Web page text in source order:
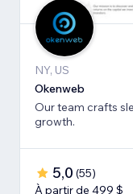
NY, US
Okenweb
Our team crafts
growth.
5,0 (55)
À partir de 499 $